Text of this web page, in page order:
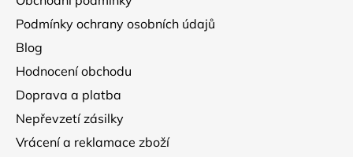
Podmínky ochrany osobních údajů
Blog
Hodnocení obchodu
Doprava a platba
Nepřevzetí zásilky
Vrácení a reklamace zboží